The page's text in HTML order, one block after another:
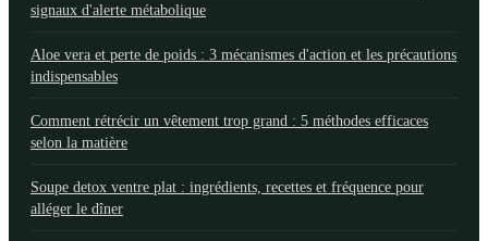
signaux d'alerte métabolique
Aloe vera et perte de poids : 3 mécanismes d'action et les précautions
indispensables
Comment rétrécir un vêtement trop grand : 5 méthodes efficaces
selon la matière
Soupe detox ventre plat : ingrédients, recettes et fréquence pour
alléger le dîner